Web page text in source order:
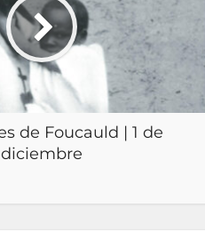
de Foucauld | 1 de
diciembre